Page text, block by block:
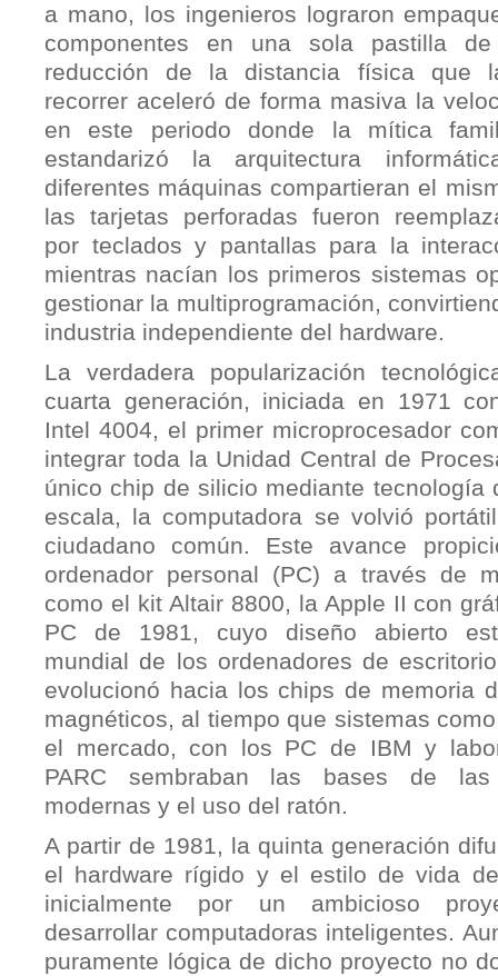
a mano, los ingenieros lograron
componentes en una sola pastilla
reducción de la distancia física que
recorrer aceleró de forma masiva la
en este periodo donde la mítica
estandarizó la arquitectura
diferentes máquinas compartieran el
las tarjetas perforadas fueron
por teclados y pantallas para la
mientras nacían los primeros sistemas
gestionar la multiprogramación,
industria independiente del hardware.
La verdadera popularización
cuarta generación, iniciada en 1971
Intel 4004, el primer microprocesador
integrar toda la Unidad Central de
único chip de silicio mediante tecnología
escala, la computadora se volvió
ciudadano común. Este avance
ordenador personal (PC) a través de
como el kit Altair 8800, la Apple II con
PC de 1981, cuyo diseño abierto
mundial de los ordenadores de
evolucionó hacia los chips de memoria
magnéticos, al tiempo que sistemas
el mercado, con los PC de IBM y
PARC sembraban las bases de las
modernas y el uso del ratón.
A partir de 1981, la quinta generación
el hardware rígido y el estilo de vida
inicialmente por un ambicioso
desarrollar computadoras inteligentes.
puramente lógica de dicho proyecto no